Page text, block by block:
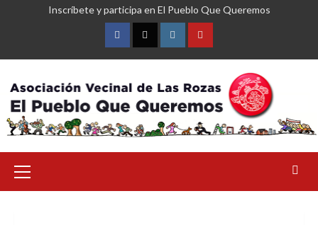
Inscríbete y participa en El Pueblo Que Queremos
FacebookTwitterInstagramYouTube
primario